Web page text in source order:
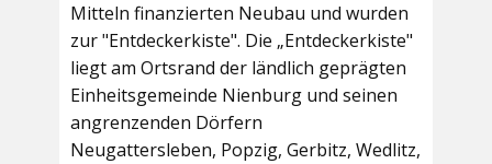
Mitteln finanzierten Neubau und wurden
zur "Entdeckerkiste". Die „Entdeckerkiste"
liegt am Ortsrand der ländlich geprägten
Einheitsgemeinde Nienburg und seinen
angrenzenden Dörfern
Neugattersleben, Popzig, Gerbitz, Wedlitz,